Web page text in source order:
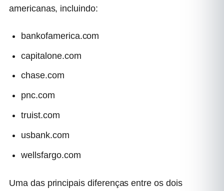
americanas, incluindo:
bankofamerica.com
capitalone.com
chase.com
pnc.com
truist.com
usbank.com
wellsfargo.com
Uma das principais diferenças entre os dois